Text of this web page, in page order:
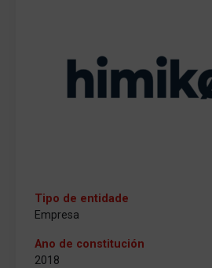
Tipo de entidade
Empresa
Ano de constitución
2018